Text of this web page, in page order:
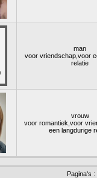
man
voor vriendschap,voor
relatie
vrouw
voor romantiek,voor
een langdurige
Pagina's :